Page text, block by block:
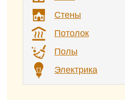
Стены
Потолок
Полы
Электрика